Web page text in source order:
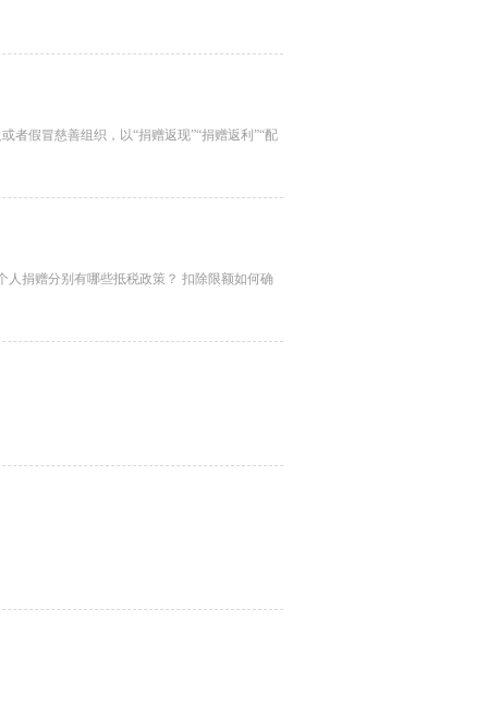
者假冒慈善组织，以“捐赠返现”“捐赠返利”“配
捐赠分别有哪些抵税政策？ 扣除限额如何确